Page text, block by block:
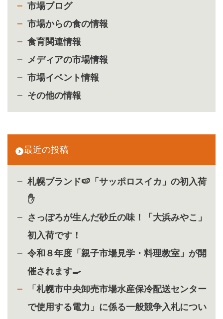
市場ブログ
市場からの食の情報
食育関連情報
メディアの市場情報
市場イベント情報
その他の情報
最近の投稿
札幌ブランド🍉「サッポロスイカ」の初入荷
✋
さっぽろが生んだ砂丘の味！「大浜みやこ」
初入荷です！
令和８年度「親子市場見学・料理教室」が開
催されます🍳
「札幌市中央卸売市場水産保冷配送センター
で使用する電力」に係る一般競争入札につい